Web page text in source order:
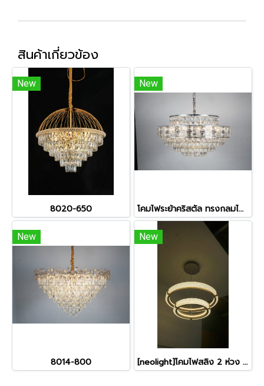
สินค้าเกี่ยวข้อง
New
8020-650
New
โคมไฟระย้าคริสตัล ทรงกลมไต่ระดับ รุ่น 8011-800
New
8014-800
New
[neolight]โคมไฟสลิง 2 ห่วง รุ่น 1084-600+400 60 วัตต์